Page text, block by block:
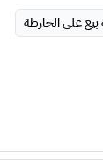
على الخارطة